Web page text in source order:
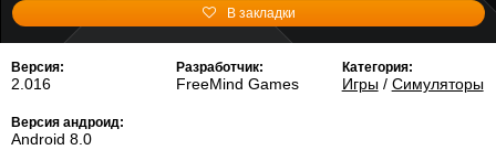
В закладки
Версия:
2.016
Разработчик:
FreeMind Games
Категория:
Игры/ Симуляторы
Версия андроид:
Android 8.0